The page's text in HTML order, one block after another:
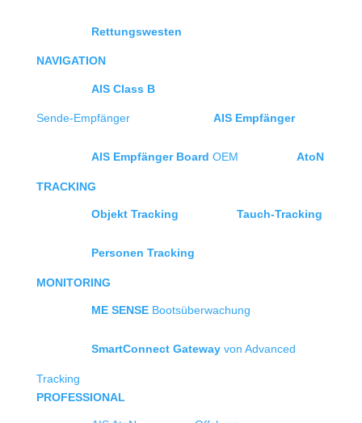
Rettungswesten
NAVIGATION
AIS Class B
Sende-Empfänger AIS Empfänger
AIS Empfänger Board OEM AtoN
TRACKING
Objekt Tracking Tauch-Tracking
Personen Tracking
MONITORING
ME SENSEBootsüberwachung
SmartConnect Gatewayvon Advanced
Tracking
PROFESSIONAL